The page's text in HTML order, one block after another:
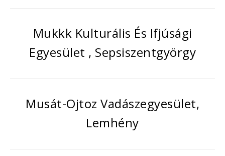
Mukkk Kulturális És Ifjúsági
Egyesület , Sepsiszentgyörgy
Musát-Ojtoz Vadászegyesület,
Lemhény